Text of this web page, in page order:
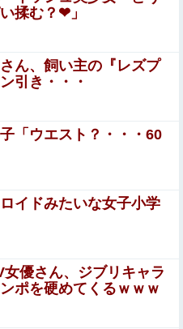
ない。食品消費税減税
しまう
り…倒産件数が過去最多ペ
JKがたくさんいるという
り…倒産件数が過去最多ペ
居して会計4939円！喋りた
怒」
を回す」しかない理由ｗｗ
やり口を評価するダス
揉む？❤」
さん、飼い主の『レズプ
引き・・・
子「ウエスト？・・・60
ロイドみたいな女子小学
女優さん、ジブリキャラ
ポを硬めてくるｗｗｗ